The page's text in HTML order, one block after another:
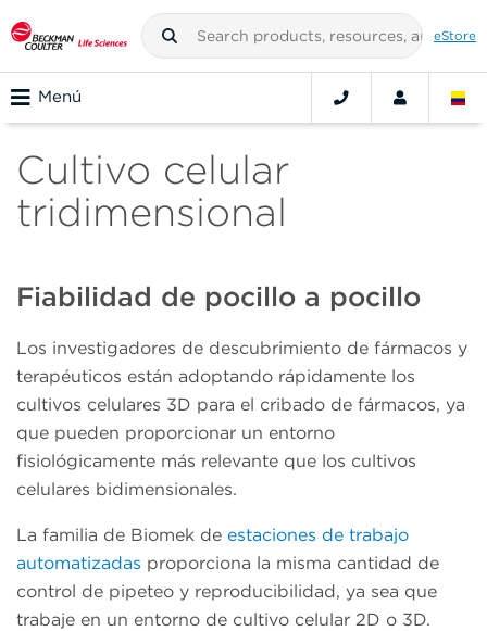
eStore
Menú
Cultivo celular
tridimensional
Fiabilidad de pocillo a pocillo
Los investigadores de descubrimiento de fármacos y
terapéuticos están adoptando rápidamente los
cultivos celulares 3D para el cribado de fármacos, ya
que pueden proporcionar un entorno
fisiológicamente más relevante que los cultivos
celulares bidimensionales.
La familia de Biomek de estaciones de trabajo
automatizadas proporciona la misma cantidad de
control de pipeteo y reproducibilidad, ya sea que
trabaje en un entorno de cultivo celular 2D o 3D.